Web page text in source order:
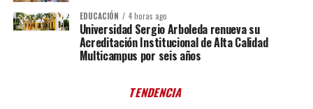
EDUCACIÓN 4 horas ago
Universidad Sergio Arboleda renueva su
Acreditación Institucional de Alta Calidad
Multicampus por seis años
TENDENCIA